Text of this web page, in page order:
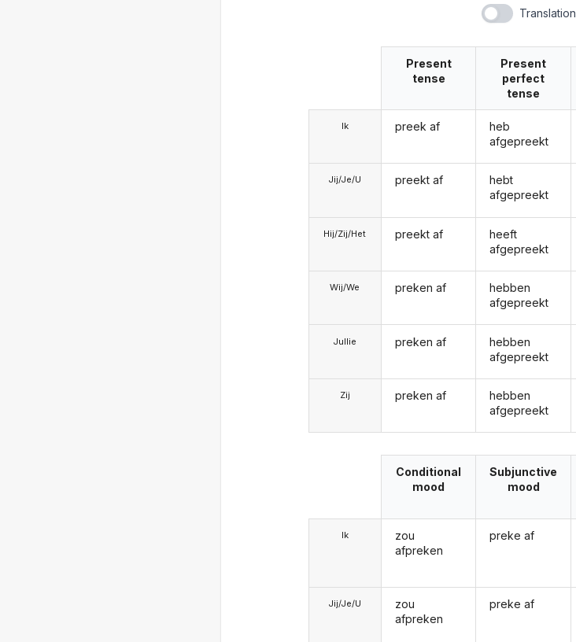
Translation
Ik
Jij/Je/U
Hij/Zij/Het
Wij/We
Jullie
Zij
Present
tense
preek af
preekt af
preekt af
preken af
preken af
preken af
Present
perfect
tense
heb
afgepreekt
hebt
afgepreekt
heeft
afgepreekt
hebben
afgepreekt
hebben
afgepreekt
hebben
afgepreekt
Ik
Jij/Je/U
Conditional
mood
zou
afpreken
zou
afpreken
Subjunctive
mood
preke af
preke af